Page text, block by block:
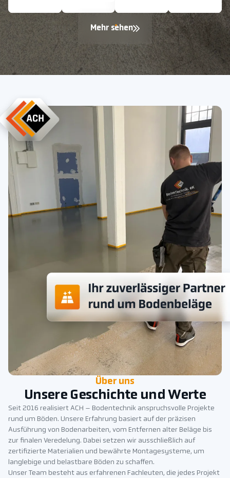
Mehr sehen
Über uns
Unsere Geschichte und Werte
Seit 2016 realisiert ACH – Bodentechnik anspruchsvolle Projekte
rund um Böden. Unsere Erfahrung basiert auf der präzisen
Ausführung von Bodenarbeiten, vom Entfernen alter Beläge bis
zur finalen Veredelung. Dabei setzen wir ausschließlich auf
zertifizierte Materialien und bewährte Montagesysteme, um
langlebige und belastbare Böden zu schaffen.
Unser Team besteht aus erfahrenen Fachleuten, die jedes Projekt